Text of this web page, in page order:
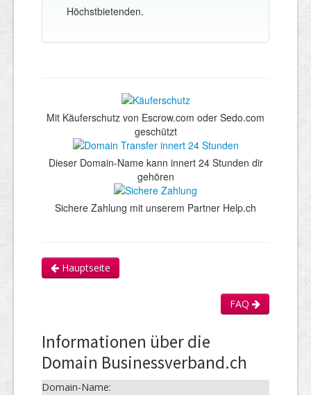
Höchstbietenden.
Mit Käuferschutz von Escrow.com oder Sedo.com
geschützt
Dieser Domain-Name kann innert 24 Stunden dir
gehören
Sichere Zahlung mit unserem Partner Help.ch
Hauptseite
FAQ
Informationen über die
Domain Businessverband.ch
Domain-Name: